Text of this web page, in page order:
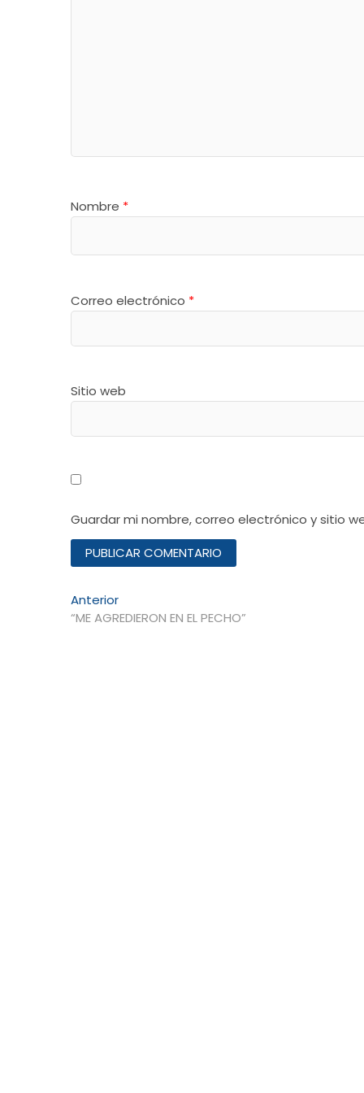
Nombre *
Correo electrónico *
Sitio web
Guardar mi nombre, correo electrónico y sitio
Navegación
de
AnteriorEntrada
anterior:
“ME AGREDIERON EN EL PECHO”